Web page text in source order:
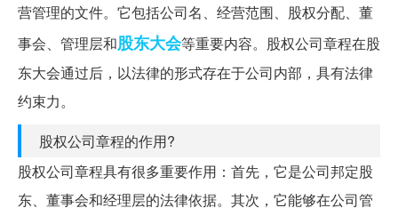
营管理的文件。它包括公司名、经营范围、股权分配、董
事会、管理层和股东大会等重要内容。股权公司章程在股
东大会通过后，以法律的形式存在于公司内部，具有法律
约束力。
股权公司章程的作用?
股权公司章程具有很多重要作用：首先，它是公司邦定股
东、董事会和经理层的法律依据。其次，它能够在公司管